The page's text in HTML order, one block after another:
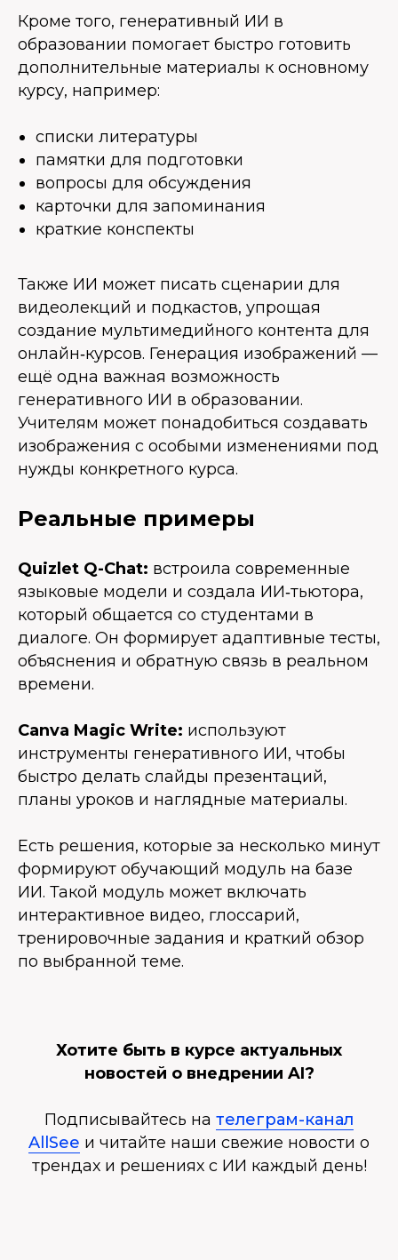
Кроме того, генеративный ИИ в
образовании помогает быстро готовить
дополнительные материалы к основному
курсу, например:
списки литературы
памятки для подготовки
вопросы для обсуждения
карточки для запоминания
краткие конспекты
Также ИИ может писать сценарии для
видеолекций и подкастов, упрощая
создание мультимедийного контента для
онлайн‑курсов. Генерация изображений —
ещё одна важная возможность
генеративного ИИ в образовании.
Учителям может понадобиться создавать
изображения с особыми изменениями под
нужды конкретного курса.
Реальные примеры
Quizlet Q-Chat: встроила современные
языковые модели и создала ИИ‑тьютора,
который общается со студентами в
диалоге. Он формирует адаптивные тесты,
объяснения и обратную связь в реальном
времени.
Canva Magic Write: используют
инструменты генеративного ИИ, чтобы
быстро делать слайды презентаций,
планы уроков и наглядные материалы.
Есть решения, которые за несколько минут
формируют обучающий модуль на базе
ИИ. Такой модуль может включать
интерактивное видео, глоссарий,
тренировочные задания и краткий обзор
по выбранной теме.
Хотите быть в курсе актуальных
новостей о внедрении AI?
Подписывайтесь на телеграм-канал
AllSee и читайте наши свежие новости о
трендах и решениях с ИИ каждый день!